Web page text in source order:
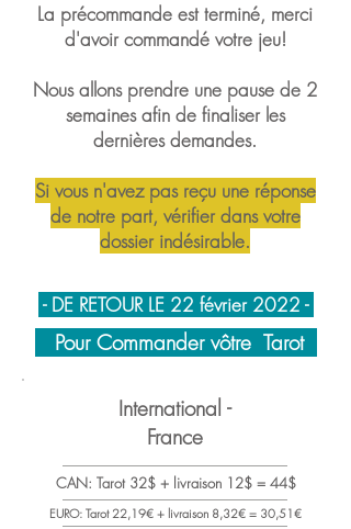
La précommande est terminé, merci
d'avoir commandé votre jeu!
Nous allons prendre une pause de 2
semaines afin de finaliser les
dernières demandes.
Si vous n'avez pas reçu une réponse
de notre part, vérifier dans votre
dossier indésirable.
- DE RETOUR LE 22 février 2022 -
Pour Commander vôtre Tarot
International -
France
CAN: Tarot 32$ + livraison 12$ = 44$
EURO: Tarot 22,19€ + livraison 8,32€ = 30,51€